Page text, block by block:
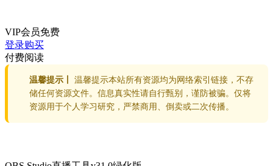
VIP会员免费
登录购买
付费阅读
温馨提示丨
温馨提示本站所有资源均为网络索引链接，不存
储任何资源文件。信息真实性请自行甄别，谨防被骗。仅将
资源用于个人学习研究，严禁商用、倒卖或二次传播。